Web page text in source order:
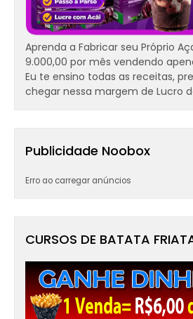
Aprenda a Fabricar seu Próprio
9.000,00 por mês vendendo
Eu te ensino todas as receitas,
chegar nessa margem de Lucro
Publicidade Noobox
Erro ao carregar anúncios
CURSOS DE BATATA